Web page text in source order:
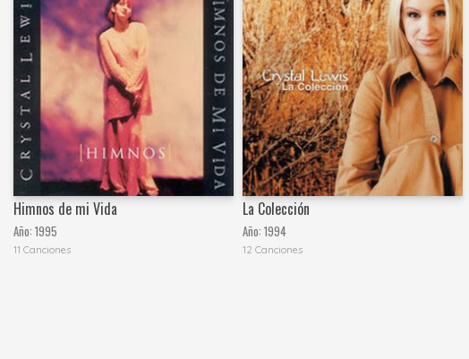
Himnos de mi Vida
Año:1995
11 Canciones
La Colección
Año:1994
12 Canciones